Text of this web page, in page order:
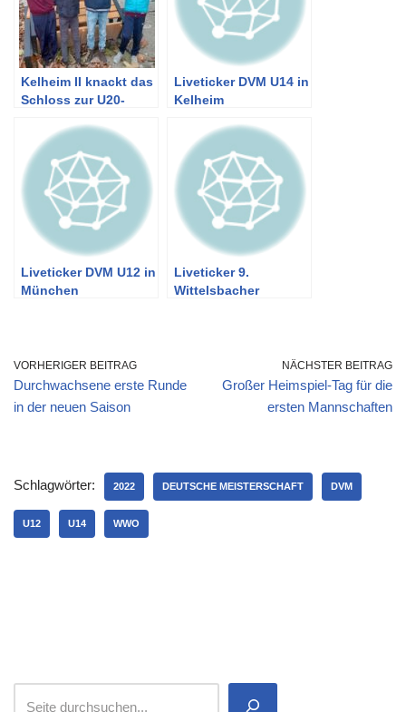
Kelheim II knackt das
Schloss zur U20-
Liveticker DVM U14 in
Kelheim
Liveticker DVM U12 in
München
Liveticker 9.
Wittelsbacher
VORHERIGER BEITRAG
Durchwachsene erste Runde
in der neuen Saison
NÄCHSTER BEITRAG
Großer Heimspiel-Tag für die
ersten Mannschaften
Schlagwörter: 2022 DEUTSCHE MEISTERSCHAFT DVM
U12 U14 WWO